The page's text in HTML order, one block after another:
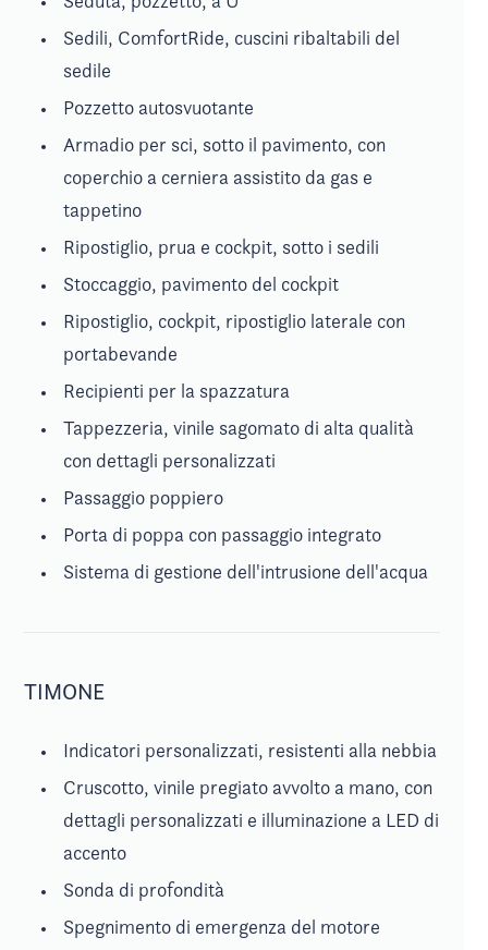
Sedili, ComfortRide, cuscini ribaltabili del
sedile
Pozzetto autosvuotante
Armadio per sci, sotto il pavimento, con
coperchio a cerniera assistito da gas e
tappetino
Ripostiglio, prua e cockpit, sotto i sedili
Stoccaggio, pavimento del cockpit
Ripostiglio, cockpit, ripostiglio laterale con
portabevande
Recipienti per la spazzatura
Tappezzeria, vinile sagomato di alta qualità
con dettagli personalizzati
Passaggio poppiero
Porta di poppa con passaggio integrato
Sistema di gestione dell'intrusione dell'acqua
TIMONE
Indicatori personalizzati, resistenti alla nebbia
Cruscotto, vinile pregiato avvolto a mano, con
dettagli personalizzati e illuminazione a LED di
accento
Sonda di profondità
Spegnimento di emergenza del motore